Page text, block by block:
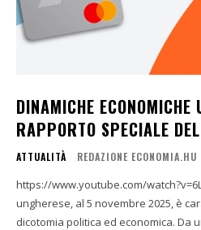
DINAMICHE ECONOMICHE
RAPPORTO SPECIALE
ATTUALITÀ REDAZIONE ECONOMIA.HU
https://www.youtube.com/
ungherese, al 5 novembre 2025, è
dicotomia politica ed economica. Da